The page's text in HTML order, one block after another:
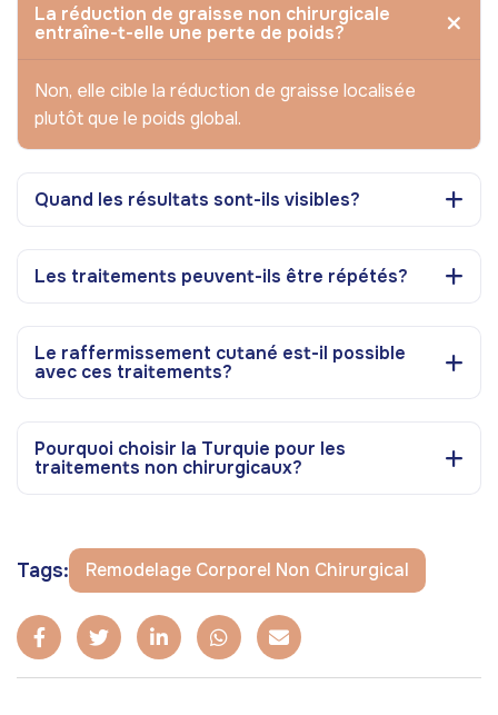
La réduction de graisse non chirurgicale
entraîne-t-elle une perte de poids?
Non, elle cible la réduction de graisse localisée
plutôt que le poids global.
Quand les résultats sont-ils visibles?
Les traitements peuvent-ils être répétés?
Le raffermissement cutané est-il possible
avec ces traitements?
Pourquoi choisir la Turquie pour les
traitements non chirurgicaux?
Tags: Remodelage Corporel Non Chirurgical